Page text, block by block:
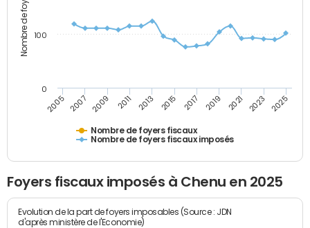
Nombre de foyers fiscaux
Nombre de foyers fiscaux imposés
2005 2007 2009 2011 2013 2015 2017 2019 2021 2023 2025
0
100
Foyers fiscaux imposés à Chenu en 2025
Evolution de la part de foyers imposables (Source : JDN
d'après ministère de l'Economie)